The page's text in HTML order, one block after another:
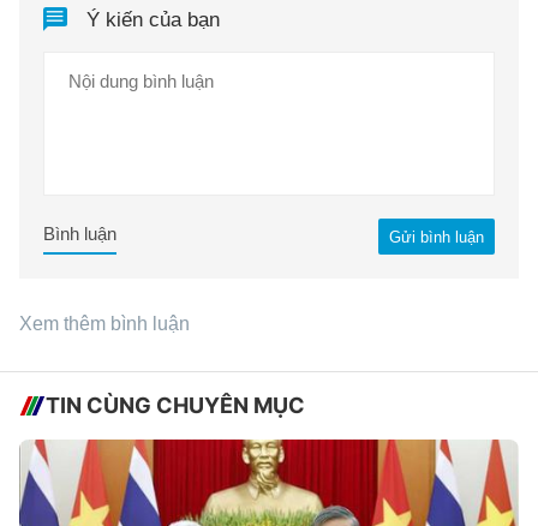
Ý kiến của bạn
Gửi bình luận
Bình luận
Xem thêm bình luận
TIN CÙNG CHUYÊN MỤC